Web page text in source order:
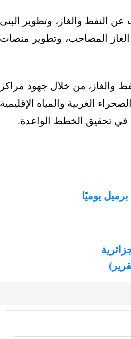
النفط والغاز، وتطوير البنى
الغاز المصاحب، وتطوير منصات
والغاز، من خلال جهود مراكز
الغربية والمياه الإقليمية
في تحقيق الخطط الواعدة.